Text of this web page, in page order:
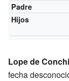
Padre
Hijos
Lope de
fecha